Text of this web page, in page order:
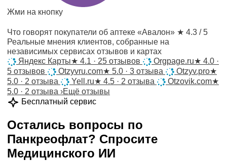
Жми на кнопку
Что говорят покупатели об аптеке «Авалон» ★ 4.3 / 5
Реальные мнения клиентов, собранные на
независимых сервисах отзывов и картах
Яндекс Карты★ 4.1 · 25 отзывов Orgpage.ru★ 4.0 ·
5 отзывов
Otzyvru.com★ 5.0 · 3 отзыва Otzyv.pro★
5.0 · 2 отзыва
Yell.ru★ 4.5 · 2 отзыва Otzovik.com★
5.0 · 2 отзыва ›Ещё отзывы
Бесплатный сервис
Остались вопросы по
Панкреофлат? Спросите
Медицинского ИИ